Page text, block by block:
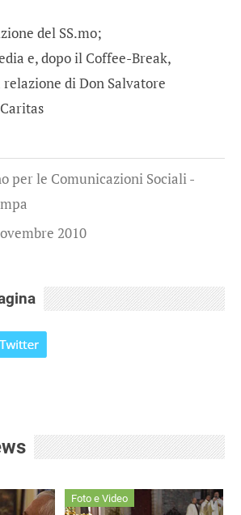
del SS.mo;
e, dopo il Coffee-Break,
di Don Salvatore
per le Comunicazioni Sociali -
2010
Foto e Video